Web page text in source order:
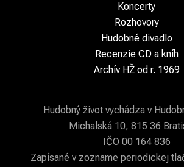
Koncerty
Rozhovory
Hudobné divadlo
Recenzie CD a kníh
Archív HŽ od r. 1969
Hudobný život vychádza v
Michalská 10, 815 36
IČO 00 164 836
Zapísané v zozname periodickej